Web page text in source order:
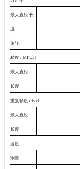
最大直径, 长
度
旋转
精度/ MPE3)
最大直径
长度
重复精度(4s)4)
最大直径
长度
速度
测量